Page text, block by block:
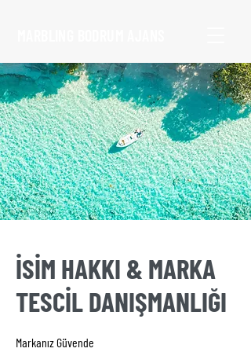
İSİM HAKKI & MARKA
TESCİL DANIŞMANLIĞI
Markanız Güvende